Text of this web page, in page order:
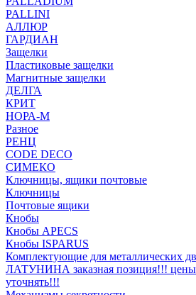
PALLINI
АЛЛЮР
ГАРДИАН
Защелки
Пластиковые защелки
Магнитные защелки
ДЕЛГА
КРИТ
НОРА-М
Разное
РЕНЦ
СODE DECO
СИМЕКО
Ключницы, ящики почтовые
Ключницы
Почтовые ящики
Кнобы
Кнобы APECS
Кнобы ISPARUS
Комплектующие для металлических
ЛАТУНИНА заказная позиция!!! цены
уточнять!!!